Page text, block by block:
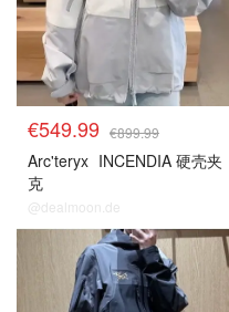
€549.99 €899.99
Arc'teryx INCENDIA 硬壳夹
克
@dealmoon.de